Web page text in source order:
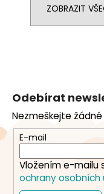
ZOBRAZIT
a
t
Odebírat
Nezmeškejte
E-mail
Vložením e-mailu
ochrany osobních